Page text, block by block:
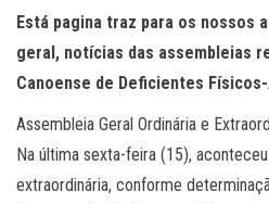
Está pagina traz para os nossos
geral, notícias das assembleias
Canoense de Deficientes Físicos-
Assembleia Geral Ordinária e
Na última sexta-feira (15),
extraordinária, conforme